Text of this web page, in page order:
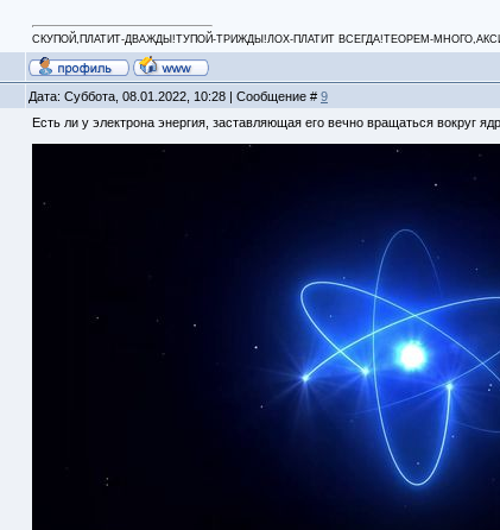
СКУПОЙ,ПЛАТИТ-ДВАЖДЫ!ТУПОЙ-ТРИЖДЫ!ЛОХ-ПЛАТИТ ВСЕГДА!ТЕОРЕМ-
Дата: Суббота, 08.01.2022, 10:28 | Сообщение # 9
Есть ли у электрона энергия, заставляющая его вечно вращаться вокруг